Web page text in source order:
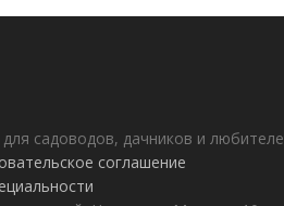
садоводов, дачников и
соглашение